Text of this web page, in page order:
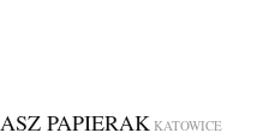
PAPIERAK KATOWICE